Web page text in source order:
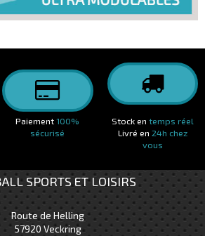
Paiement100%
sécurisé
Stock en temps réel
Livré en 24h chez
vous
SPORTS ET LOISIRS
Route de Helling
57920 Veckring